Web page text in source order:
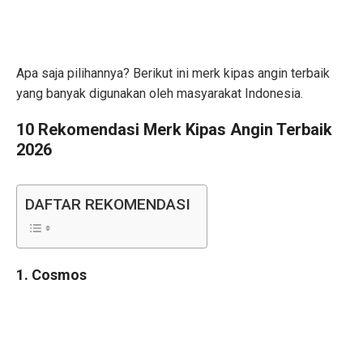
Apa saja pilihannya? Berikut ini merk kipas angin terbaik
yang banyak digunakan oleh masyarakat Indonesia.
10 Rekomendasi Merk Kipas Angin Terbaik
2026
DAFTAR REKOMENDASI
1. Cosmos